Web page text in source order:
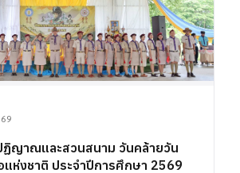
ญาณและสวนสนาม วันคล้ายวัน
แห่งชาติ ประจำปีการศึกษา 2569